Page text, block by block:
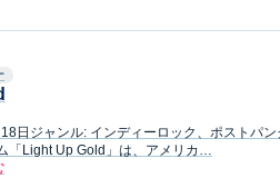
日ジャンル: インディーロック、ポストパ
「Light Up Gold」は、アメリカ…